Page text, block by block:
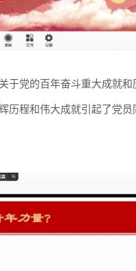
党的百年奋斗重大成就
程和伟大成就引起了党